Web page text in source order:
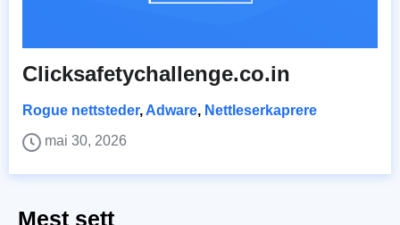
Clicksafetychallenge.co.in
Rogue nettsteder,Adware, Nettleserkaprere
mai 30, 2026
Mest sett